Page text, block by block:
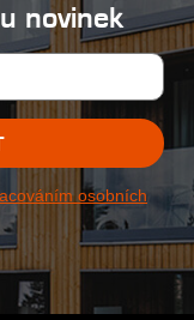
novinek
osobních